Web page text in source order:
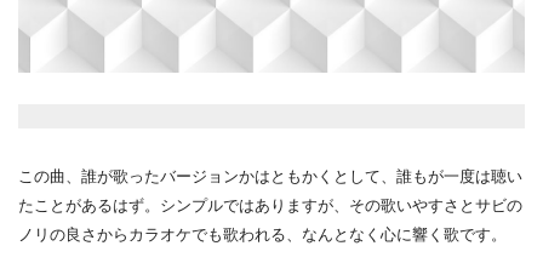
この曲、誰が歌ったバージョンかはともかくとして、 誰もが一度は聴い
たことがあるはず。シンプルではありますが、 その歌いやすさとサビの
ノリの良さからカラオケでも歌われる、 なんとなく心に響く歌です。